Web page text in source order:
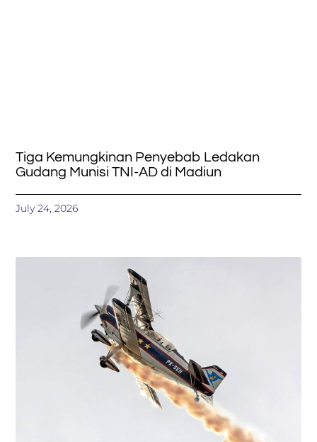
Tiga Kemungkinan Penyebab Ledakan
Gudang Munisi TNI-AD di Madiun
July 24, 2026